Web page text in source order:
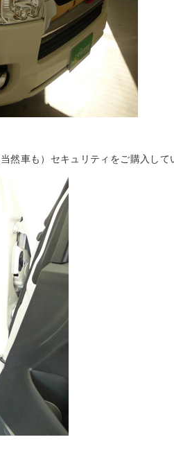
然車も）セキュリティをご購入して